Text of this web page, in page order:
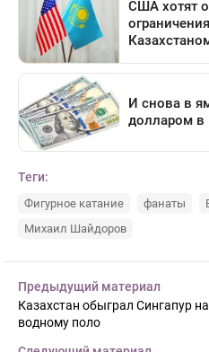
Теги:
Фигурное катание фанаты
Михаил Шайдоров
Предыдущий материал
Казахстан обыграл Сингапур
водному поло